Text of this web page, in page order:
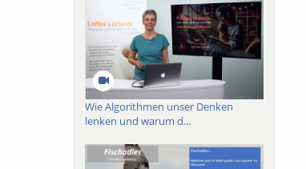
Wie Algorithmen unser Denken
lenken und warum d...